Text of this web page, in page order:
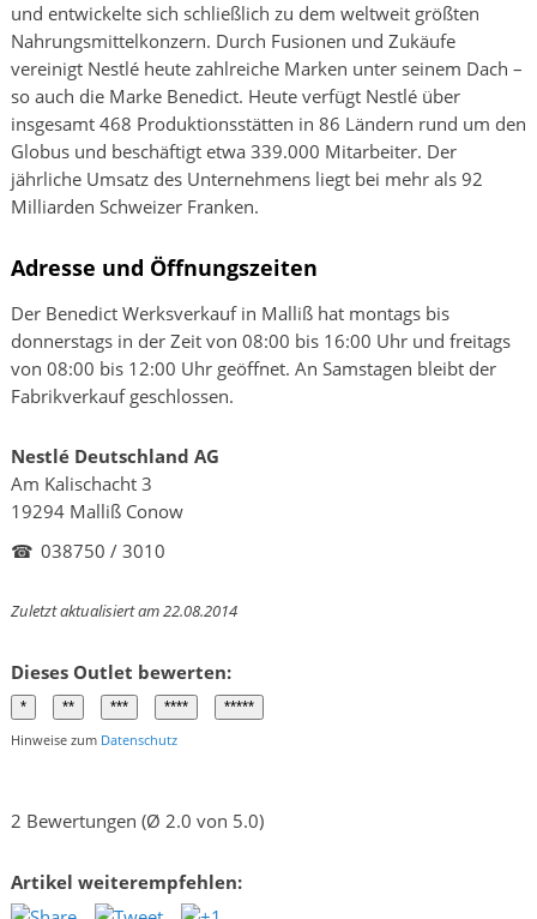
und entwickelte sich schließlich zu dem weltweit größten
Nahrungsmittelkonzern. Durch Fusionen und Zukäufe
vereinigt Nestlé heute zahlreiche Marken unter seinem Dach –
so auch die Marke Benedict. Heute verfügt Nestlé über
insgesamt 468 Produktionsstätten in 86 Ländern rund um den
Globus und beschäftigt etwa 339.000 Mitarbeiter. Der
jährliche Umsatz des Unternehmens liegt bei mehr als 92
Milliarden Schweizer Franken.
Adresse und Öffnungszeiten
Der Benedict Werksverkauf in Malliß hat montags bis
donnerstags in der Zeit von 08:00 bis 16:00 Uhr und freitags
von 08:00 bis 12:00 Uhr geöffnet. An Samstagen bleibt der
Fabrikverkauf geschlossen.
Nestlé Deutschland AG
Am Kalischacht 3
19294 Malliß Conow
☎ 038750 / 3010
Zuletzt aktualisiert am 22.08.2014
Dieses Outlet bewerten:
Hinweise zum Datenschutz
2 Bewertungen (Ø 2.0 von 5.0)
Artikel weiterempfehlen: